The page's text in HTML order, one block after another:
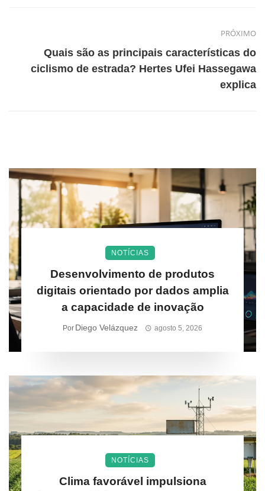
PRÓXIMO
Quais são as principais características do
ciclismo de estrada? Hertes Ufei Hassegawa
explica
NOTÍCIAS
Desenvolvimento de produtos
digitais orientado por dados amplia
a capacidade de inovação
Por Diego Velázquez agosto 5, 2026
NOTÍCIAS
Clima favorável impulsiona